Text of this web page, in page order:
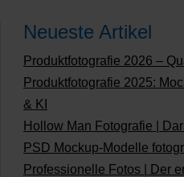
Neueste Artikel
Produktfotografie 2026 –
Produktfotografie 2025:
& KI
Hollow Man Fotografie |
PSD Mockup-Modelle
Professionelle Fotos | Der